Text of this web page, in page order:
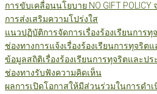
การขับเคลื่อนนโยบาย NO GIFT
การส่งเสริมความโปร่งใส
แนวปฏิบัติการจัดการเรื่องร้องเรียนการ
ช่องทางการแจ้งเรื่องร้องเรียนการทุจริต
ข้อมูลสถิติเรื่องร้องเรียนการทุจริตและป
ช่องทางรับฟังความคิดเห็น
ผลการเปิดโอกาสให้มีส่วนร่วมในการดำ